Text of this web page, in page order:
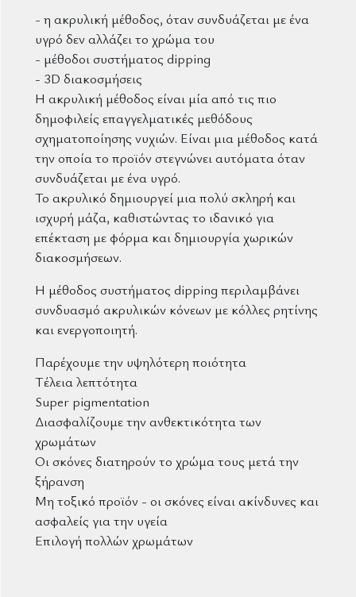
- η ακρυλική μέθοδος, όταν συνδυάζεται με ένα
υγρό δεν αλλάζει το χρώμα του
- μέθοδοι συστήματος dipping
- 3D διακοσμήσεις
Η ακρυλική μέθοδος είναι μία από τις πιο
δημοφιλείς επαγγελματικές μεθόδους
σχηματοποίησης νυχιών. Είναι μια μέθοδος κατά
την οποία το προϊόν στεγνώνει αυτόματα όταν
συνδυάζεται με ένα υγρό.
Το ακρυλικό δημιουργεί μια πολύ σκληρή και
ισχυρή μάζα, καθιστώντας το ιδανικό για
επέκταση με φόρμα και δημιουργία χωρικών
διακοσμήσεων.
Η μέθοδος συστήματος dipping περιλαμβάνει
συνδυασμό ακρυλικών κόνεων με κόλλες ρητίνης
και ενεργοποιητή.
Παρέχουμε την υψηλότερη ποιότητα
Τέλεια λεπτότητα
Super pigmentation
Διασφαλίζουμε την ανθεκτικότητα των
χρωμάτων
Οι σκόνες διατηρούν το χρώμα τους μετά την
ξήρανση
Μη τοξικό προϊόν - οι σκόνες είναι ακίνδυνες και
ασφαλείς για την υγεία
Επιλογή πολλών χρωμάτων